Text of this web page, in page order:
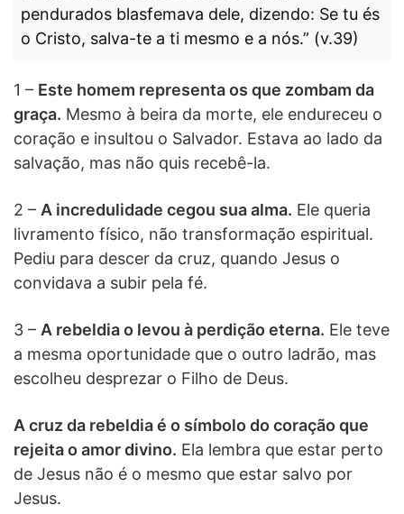
pendurados blasfemava dele, dizendo: Se tu és
o Cristo, salva-te a ti mesmo e a nós.” (v.39)
1 – Este homem representa os que zombam da
graça. Mesmo à beira da morte, ele endureceu o
coração e insultou o Salvador. Estava ao lado da
salvação, mas não quis recebê-la.
2 – A incredulidade cegou sua alma. Ele queria
livramento físico, não transformação espiritual.
Pediu para descer da cruz, quando Jesus o
convidava a subir pela fé.
3 – A rebeldia o levou à perdição eterna. Ele teve
a mesma oportunidade que o outro ladrão, mas
escolheu desprezar o Filho de Deus.
A cruz da rebeldia é o símbolo do coração que
rejeita o amor divino. Ela lembra que estar perto
de Jesus não é o mesmo que estar salvo por
Jesus.